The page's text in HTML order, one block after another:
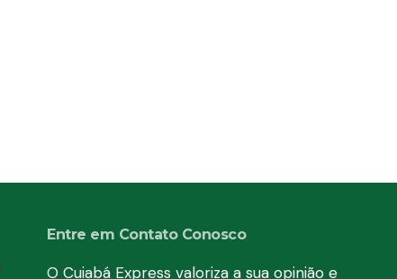
Entre em Contato Conosco
O Cuiabá Express valoriza a sua opinião e